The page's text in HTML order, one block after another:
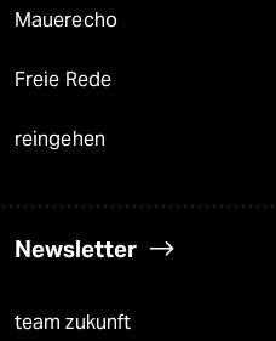
Mauerecho
Freie Rede
reingehen
Newsletter
team zukunft